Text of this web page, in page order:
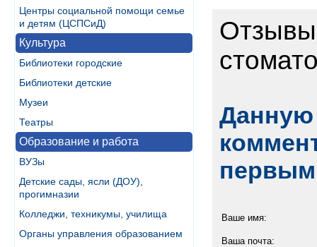
Центры социальной помощи семье
и детям (ЦСПСиД)
Культура
Библиотеки городские
Библиотеки детские
Музеи
Театры
Образование и работа
ВУЗы
Детские сады, ясли (ДОУ),
прогимназии
Колледжи, техникумы, училища
Органы управления образованием
Отзывы
Данную
Ваше имя:
Ваша почта: